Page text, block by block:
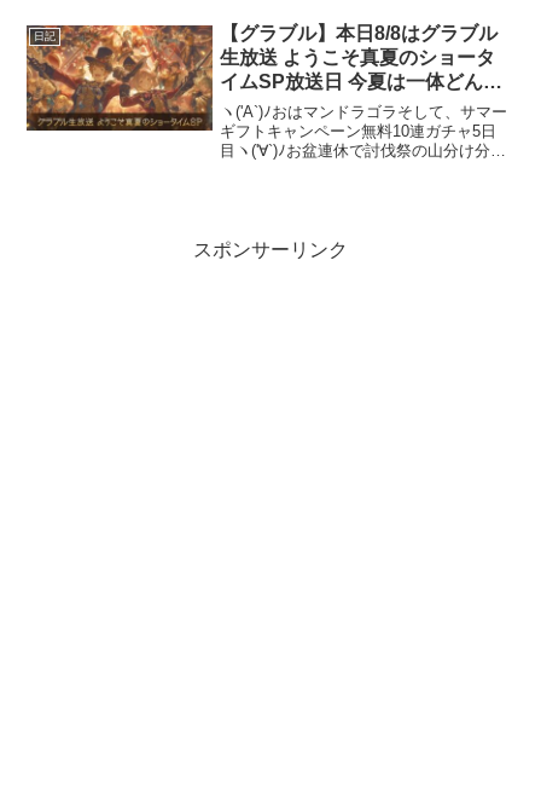
日記
【グラブル】本日8/8はグラブル
生放送 ようこそ真夏のショータ
イムSP放送日 今夏は一体どんな
情報が飛び出すのか
ヽ('A`)ﾉおはマンドラゴラそして、サマー
ギフトキャンペーン無料10連ガチャ5日
目ヽ('∀`)ﾉお盆連休で討伐祭の山分け分の
スポンサーリンク